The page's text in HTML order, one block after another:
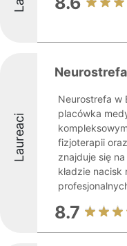
Laureaci
Neurostrefa
Neurostrefa w
placówka
fizjoterapii
znajduje się
kładzie
8.7